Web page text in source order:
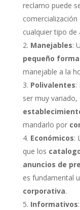
reclamo puede
comercialización
cualquier tipo de
Manejables:
pequeño
manejable a la
Polivalentes:
ser muy
mandarlo por
Económicos:
que los
anuncios de
es fundamental
corporativa.
Informativos